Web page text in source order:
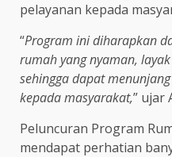
pelayanan kepada
“Program ini diharapkan
rumah yang nyaman,
sehingga dapat
kepada masyarakat,” ujar
Peluncuran Program
mendapat perhatian